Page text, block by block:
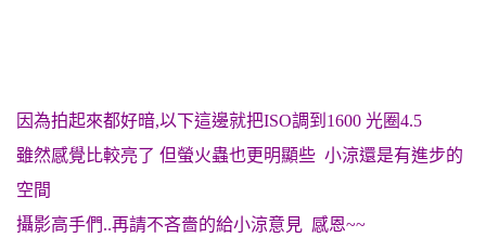
因為拍起來都好暗,以下這邊就把ISO調到1600 光圈4.5
雖然感覺比較亮了 但螢火蟲也更明顯些 小涼還是有進步的
空間
攝影高手們..再請不吝嗇的給小涼意見 感恩~~